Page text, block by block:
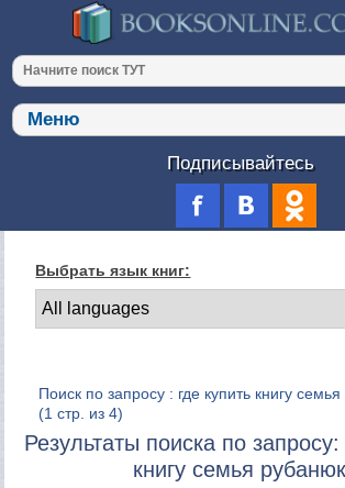
Подписывайтесь
Выбрать язык книг:
Поиск по запросу : где купить книгу
(1 стр. из 4)
Результаты поиска по
книгу семья